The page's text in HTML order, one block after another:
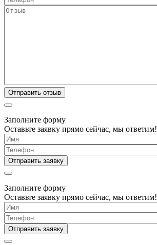
Заполните форму
Оставьте заявку прямо сейчас, мы ответим!
Заполните форму
Оставьте заявку прямо сейчас, мы ответим!